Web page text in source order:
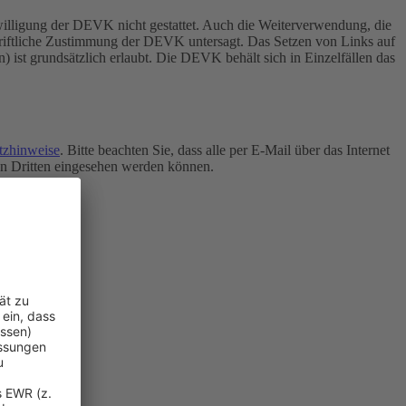
der DEVK nicht gestattet. Auch die Weiterverwendung, die
Zustimmung der DEVK untersagt. Das Setzen von Links auf
ist grundsätzlich erlaubt. Die DEVK behält sich in Einzelfällen das
. Bitte beachten Sie, dass alle per E-Mail über das Internet
Dritten eingesehen werden können.